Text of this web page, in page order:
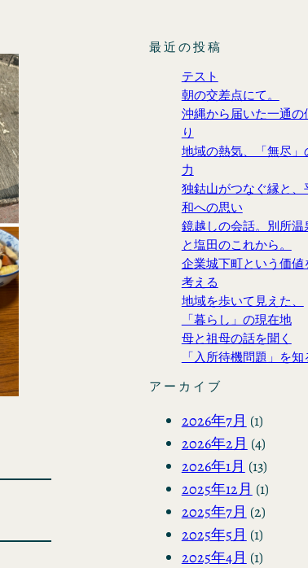
最近の投稿
テスト
朝の交差点にて。
沖縄から届いた一通の
り
地域の熱気、「無尽」
力
独鈷山がつなぐ縁と、
和への思い
鏡越しの会話。別所温
と塩田のこれから。
企業城下町という価値
考える
地域を歩いて見えた、
「暮らし」の現在地
母と祖母の話を聞く
「入所待機問題」を知
アーカイブ
2026年7月 (1)
2026年2月 (4)
2026年1月 (13)
2025年12月 (1)
2025年7月 (2)
2025年5月 (1)
2025年4月 (1)